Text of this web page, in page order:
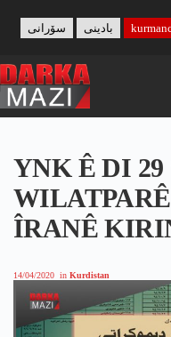
content
بادینی سۆرانی
YNK Ê DI 29
ÎRANÊ
14/04/2020 in Kurdistan